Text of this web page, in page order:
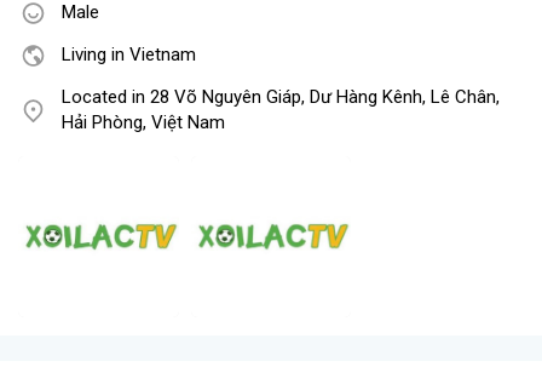
Male
Living in Vietnam
Located in 28 Võ Nguyên Giáp, Dư Hàng Kênh, Lê Chân,
Hải Phòng, Việt Nam